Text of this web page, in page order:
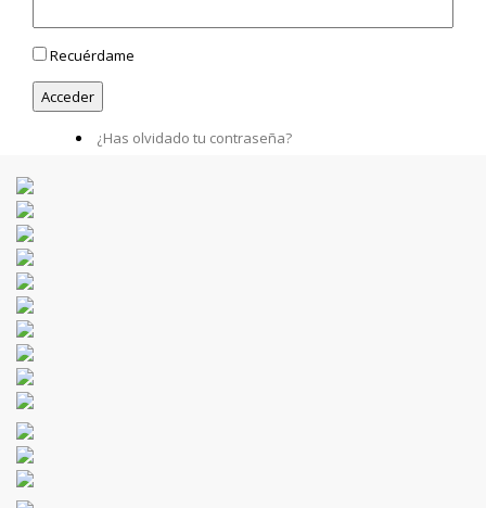
Recuérdame
¿Has olvidado tu contraseña?